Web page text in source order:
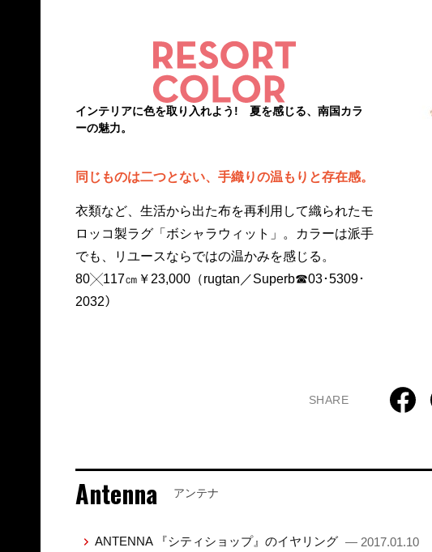
インテリアに色を取り入れよう! 夏を感じる、南国カラ
ーの魅力。
同じものは二つとない、手織りの温もりと存在感。
衣類など、生活から出た布を再利用して織られたモ
ロッコ製ラグ「ボシャラウィット」。カラーは派手
でも、リユースならではの温かみを感じる。
80╳117㎝￥23,000（rugtan／Superb☎03･5309･
2032）
SHARE
Antenna アンテナ
ANTENNA 『シティショップ』のイヤリング — 2017.01.10